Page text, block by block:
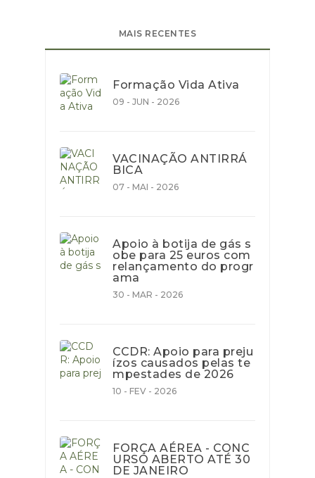
MAIS RECENTES
Formação Vida Ativa
09 - JUN - 2026
VACINAÇÃO ANTIRRÁ
BICA
07 - MAI - 2026
Apoio à botija de gás s
obe para 25 euros com
relançamento do progr
ama
30 - MAR - 2026
CCDR: Apoio para preju
ízos causados pelas te
mpestades de 2026
10 - FEV - 2026
FORÇA AÉREA - CONC
URSO ABERTO ATÉ 30
DE JANEIRO